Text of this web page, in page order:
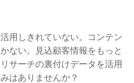
用しきれていない。コンテン
ない。見込顧客情報をもっと
サーチの裏付けデータを活用
はありませんか？